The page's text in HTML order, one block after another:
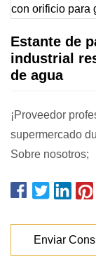
Estante de
industrial
de agua
¡Proveedor
supermercado durante 10
Sobre nosotros;
Enviar